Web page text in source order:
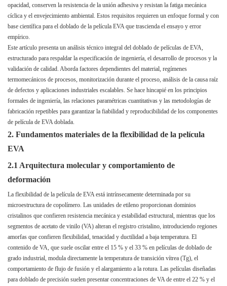
opacidad, conserven la resistencia de la unión adhesiva y resistan la fatiga mecánica
cíclica y el envejecimiento ambiental. Estos requisitos requieren un enfoque formal y con
base científica para el doblado de la película EVA que trascienda el ensayo y error
empírico.
Este artículo presenta un análisis técnico integral del doblado de películas de EVA,
estructurado para respaldar la especificación de ingeniería, el desarrollo de procesos y la
validación de calidad. Aborda factores dependientes del material, regímenes
termomecánicos de procesos, monitorización durante el proceso, análisis de la causa raíz
de defectos y aplicaciones industriales escalables. Se hace hincapié en los principios
formales de ingeniería, las relaciones paramétricas cuantitativas y las metodologías de
fabricación repetibles para garantizar la fiabilidad y reproducibilidad de los componentes
de película de EVA doblada.
2. Fundamentos materiales de la flexibilidad de la película
EVA
2.1 Arquitectura molecular y comportamiento de
deformación
La flexibilidad de la película de EVA está intrínsecamente determinada por su
microestructura de copolímero. Las unidades de etileno proporcionan dominios
cristalinos que confieren resistencia mecánica y estabilidad estructural, mientras que los
segmentos de acetato de vinilo (VA) alteran el registro cristalino, introduciendo regiones
amorfas que confieren flexibilidad, tenacidad y ductilidad a baja temperatura. El
contenido de VA, que suele oscilar entre el 15 % y el 33 % en películas de doblado de
grado industrial, modula directamente la temperatura de transición vítrea (Tg), el
comportamiento de flujo de fusión y el alargamiento a la rotura. Las películas diseñadas
para doblado de precisión suelen presentar concentraciones de VA de entre el 22 % y el